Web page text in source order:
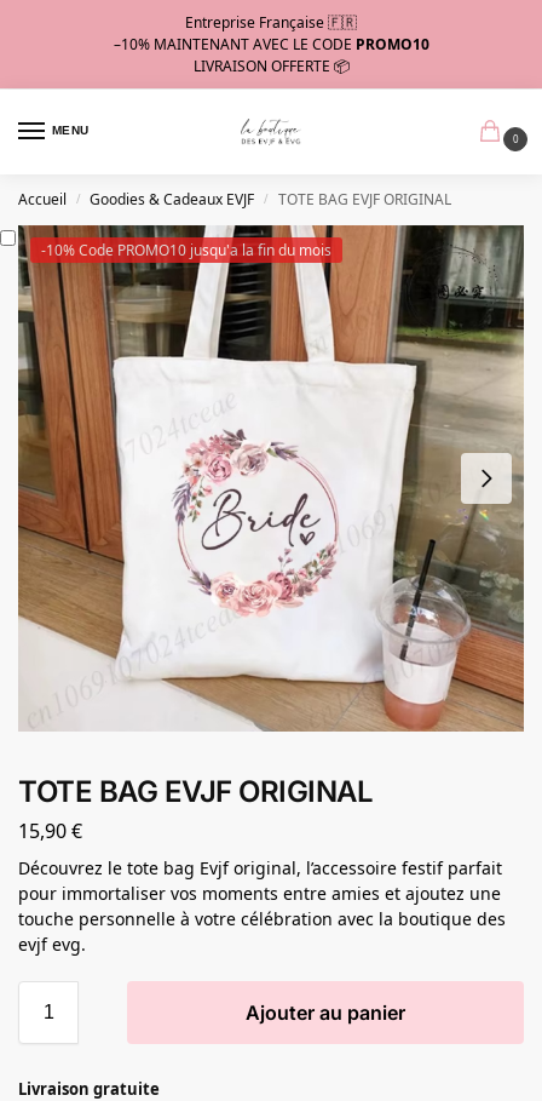
Entreprise Française 🇫🇷
–10% MAINTENANT AVEC LE CODE PROMO10
LIVRAISON OFFERTE 📦
MENU
0
Accueil / Goodies & Cadeaux EVJF / TOTE BAG EVJF ORIGINAL
-10% Code PROMO10 jusqu'a la fin du mois
TOTE BAG EVJF ORIGINAL
15,90€
Découvrez le tote bag Evjf original, l’accessoire festif parfait
pour immortaliser vos moments entre amies et ajoutez une
touche personnelle à votre célébration avec la boutique des
evjf evg.
Ajouter au panier
Livraison gratuite